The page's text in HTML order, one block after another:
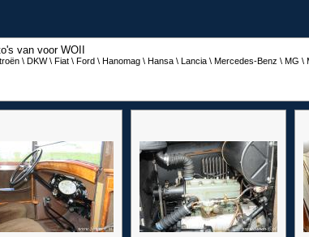
van voor WOII
\ DKW \ Fiat \ Ford \ Hanomag \ Hansa \ Lancia \ Mercedes-Benz \